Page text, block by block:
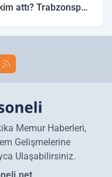
attı? Trabzonspor
Memur Haberleri,
Gelişmelerine
Ulaşabilirsiniz.